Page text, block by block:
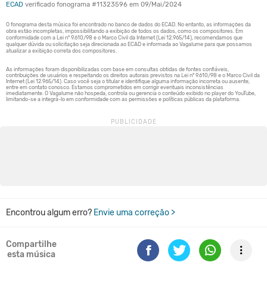
ECAD verificado fonograma #11323596 em 09/Mai/2024
Encontrou algum erro? Envie uma correção >
Compartilhe
esta música